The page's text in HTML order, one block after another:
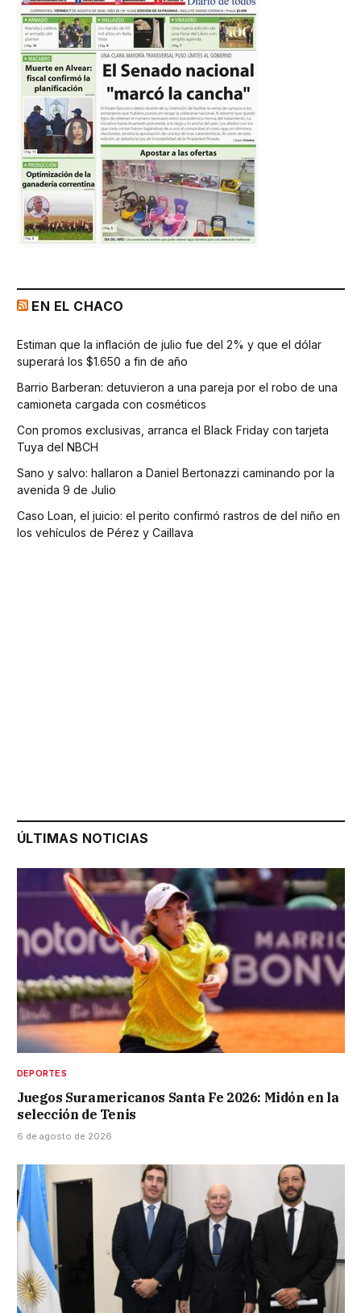
EN EL CHACO
Estiman que la inflación de julio fue del 2% y que el dólar
superará los $1.650 a fin de año
Barrio Barberan: detuvieron a una pareja por el robo de una
camioneta cargada con cosméticos
Con promos exclusivas, arranca el Black Friday con tarjeta
Tuya del NBCH
Sano y salvo: hallaron a Daniel Bertonazzi caminando por la
avenida 9 de Julio
Caso Loan, el juicio: el perito confirmó rastros de del niño en
los vehículos de Pérez y Caillava
ÚLTIMAS NOTICIAS
DEPORTES
Juegos Suramericanos Santa Fe 2026: Midón en la
selección de Tenis
6 de agosto de 2026